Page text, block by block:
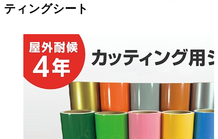
ティングシート